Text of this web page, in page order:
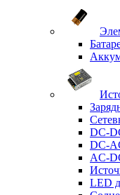
DC-
DC-
AC-
LED